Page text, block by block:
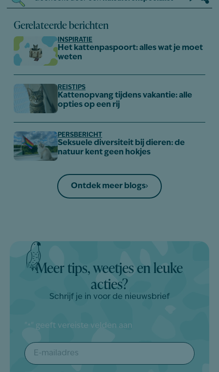
Gerelateerde berichten
INSPIRATIE
Het kattenpaspoort: alles wat je moet
weten
REISTIPS
Kattenopvang tijdens vakantie: alle
opties op een rij
PERSBERICHT
Seksuele diversiteit bij dieren: de
natuur kent geen hokjes
Ontdek meer blogs
Meer tips, weetjes en leuke
acties?
Schrijf je in voor de nieuwsbrief
" * " geeft vereiste velden aan
E-
mailadres
*